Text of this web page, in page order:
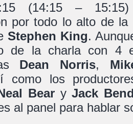
(14:15 –
por todo lo alto de la
Stephen King.
de la charla con 4
Dean Norris,
los
BearyJack
al panel para hablar